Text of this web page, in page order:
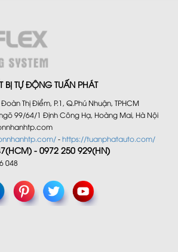
BỊ TỰ ĐỘNG TUẤN PHÁT
Thị Điểm, P.1, Q.Phú Nhuận, TPHCM
ngõ 99/64/1 Định Công Hạ, Hoàng Mai, Hà Nội
- https://tuanphatauto.com/
- 0972 250 929(HN)
048